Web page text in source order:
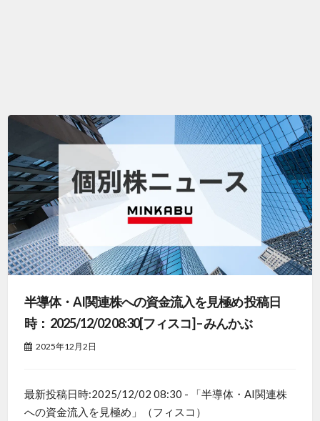
半導体・AI関連株への資金流入を見極め 投稿日
時： 2025/12/02 08:30[フィスコ] – みんかぶ
2025年12月2日
最新投稿日時:2025/12/02 08:30 - 「半導体・AI関連株
への資金流入を見極め」（フィスコ）